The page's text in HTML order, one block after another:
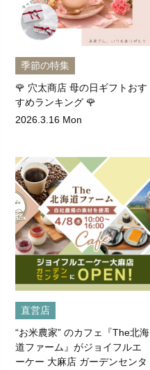
季節の特集
🌹 穴太商店 母の日ギフトおす
すめランキング 🌹
2026.3.16 Mon
直営店
“お米農家” のカフェ『The北海
道ファーム』がジョイフルエ
ーケー 大麻店 ガーデンセンタ